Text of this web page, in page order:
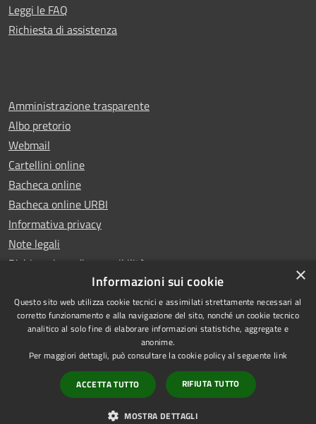
Leggi le FAQ
Richiesta di assistenza
Amministrazione trasparente
Albo pretorio
Webmail
Cartellini online
Bacheca online
Bacheca online URBI
Informativa privacy
Note legali
Dichiarazione di accessibilità
RSS
Accessibilità
Copyright © 2025 Comune di
Ariano Irpino
Powered byMunicipium
Accesso redazione
×
Informazioni sui cookie
Questo sito web utilizza cookie tecnici e assimilati strettamente necessari al
corretto funzionamento e alla navigazione del sito, nonché un cookie tecnico
analitico al solo fine di elaborare informazioni statistiche, aggregate e
anonime.
Per maggiori dettagli, può consultare la cookie policy al seguente link
ACCETTA TUTTO RIFIUTA TUTTO
MOSTRA DETTAGLI